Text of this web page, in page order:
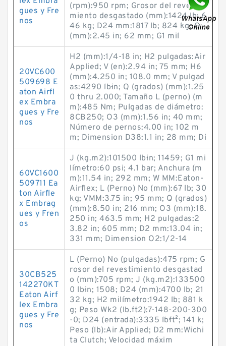
gues y Fre
nos
(rpm):950 rpm; Grosor del revesti
miento desgastado (mm):1424 lb; 6
46 kg; D24 mm:1817 lb; 824 kg; G
(mm):2.45 in; 62 mm; G1 mil
20VC600
509698 E
aton Airfl
ex Embra
gues y Fre
nos
H2 (mm):1/4-18 in; H2 pulgadas:Air
Applied; V (en):2.94 in; 75 mm; H6
(mm):4.250 in; 108.0 mm; V pulgad
as:4290 lb·in; Q (grados) (mm):1.25
0 thru 2.000; Tamaño L (perno) (m
m):485 Nm; Pulgadas de diámetro:
8CB250; O3 (mm):1.56 in; 40 mm;
Número de pernos:4.00 in; 102 m
m; Dimension D38:1.1 in; 28 mm; Di
60VC1600
509711 Ea
ton Airfle
x Embrag
ues y Fren
os
J (kg.m2):101500 lb·in; 11459; G1 mi
límetro:60 psi; 4.1 bar; Anchura (m
m):11.54 in; 292 mm; W MM:Eaton-
Airflex; L (Perno) No (mm):67 lb; 30
kg; VMM:3.75 in; 95 mm; Q (grados)
(mm):8.50 in; 216 mm; O3 (mm):18.
250 in; 463.5 mm; H2 pulgadas:2
3.82 in; 605 mm; D2 mm:13.04 in;
331 mm; Dimension O2:1/2-14
30CB525
142270KT
Eaton Airf
lex Embra
gues y Fre
nos
L (Perno) No (pulgadas):475 rpm; G
rosor del revestimiento desgastad
o (mm):705 rpm; J (kg.m2):133500
0 lb·in; 1508; D24 (mm):4700 lb; 21
32 kg; H2 milímetro:1942 lb; 881 k
g; Peso Wk2 (lb.ft2):7-148-200-300
-0; D24 (entrada):3335 lb·ft²; 141 k;
Peso (lb):Air Applied; D2 mm:Wichi
ta Clutch; Velocidad máxim